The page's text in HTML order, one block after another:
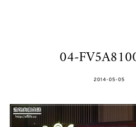
04-
POSTED
2014-05-05